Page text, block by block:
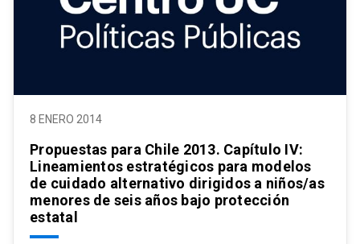
8 ENERO 2014
Propuestas para Chile 2013. Capítulo IV:
Lineamientos estratégicos para modelos
de cuidado alternativo dirigidos a niños/as
menores de seis años bajo protección
estatal